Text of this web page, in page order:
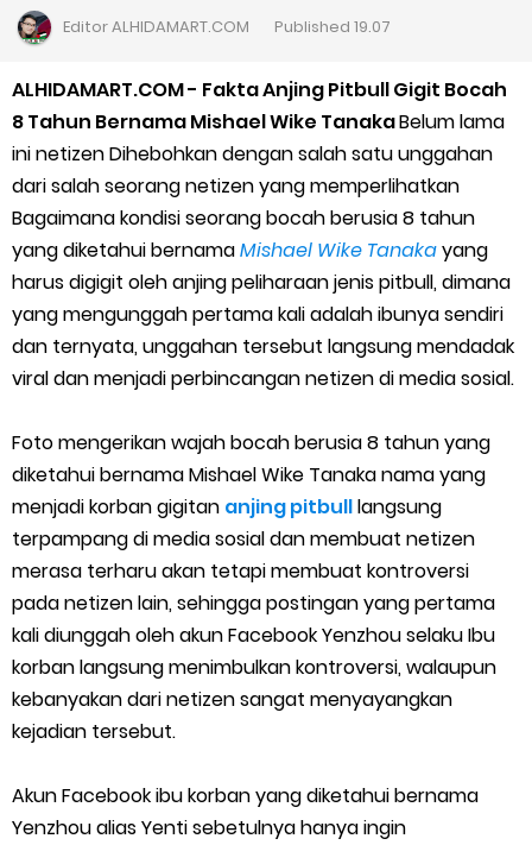
7 Cara Mudah Top Up Grab untuk Driver
5 Versi Map Paling Gacor Untuk Ojek Online
Cara Menghitung Penghasilan Grab Sesuai dengan Orderan
Cara Menggunakan Paket Telkomsel Mitra Gojek
5 Cara Top Up InDriver dengan Mudah
5 Biaya Potongan Shopee Food yang Perlu Kamu Ketahui
Batas Saldo Untuk Akun Gopay Biasa dan Upgrade
Cara Mudah Melihat QR dan Barcode Shopeepay
Enroute Drop: Arti dan Penjelasan Resi Gosend
Cara Transfer Gopay ke Shopeepay Tanpa Potongan
Cara Ping Server Shopee Food 2022
Cara Mengatasi Aplikasi Gojek Mengalami Gangguan
EditorALHIDAMART.COM Published 19.07
ALHIDAMART.COM - Fakta Anjing Pitbull Gigit Bocah
8 Tahun Bernama Mishael Wike TanakaBelum lama
ini netizen Dihebohkan dengan salah satu unggahan
dari salah seorang netizen yang memperlihatkan
Bagaimana kondisi seorang bocah berusia 8 tahun
yang diketahui bernamaMishael Wike Tanakayang
harus digigit oleh anjing peliharaan jenis pitbull, dimana
yang mengunggah pertama kali adalah ibunya sendiri
dan ternyata, unggahan tersebut langsung mendadak
viral dan menjadi perbincangan netizen di media sosial.
Foto mengerikan wajah bocah berusia 8 tahun yang
diketahui bernama Mishael Wike Tanaka nama yang
menjadi korban gigitan anjing pitbulllangsung
terpampang di media sosial dan membuat netizen
merasa terharu akan tetapi membuat kontroversi
pada netizen lain, sehingga postingan yang pertama
kali diunggah oleh akun Facebook Yenzhou selaku Ibu
korban langsung menimbulkan kontroversi, walaupun
kebanyakan dari netizen sangat menyayangkan
kejadian tersebut.
Akun Facebook ibu korban yang diketahui bernama
Yenzhou alias Yenti sebetulnya hanya ingin